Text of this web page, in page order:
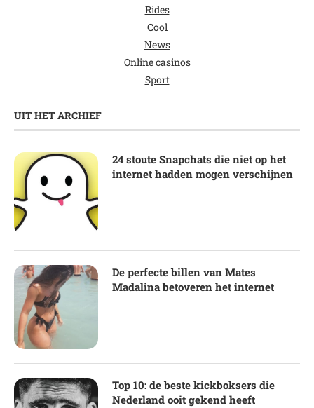
Rides
Cool
News
Online casinos
Sport
UIT HET ARCHIEF
24 stoute Snapchats die niet op het
internet hadden mogen verschijnen
De perfecte billen van Mates
Madalina betoveren het internet
Top 10: de beste kickboksers die
Nederland ooit gekend heeft